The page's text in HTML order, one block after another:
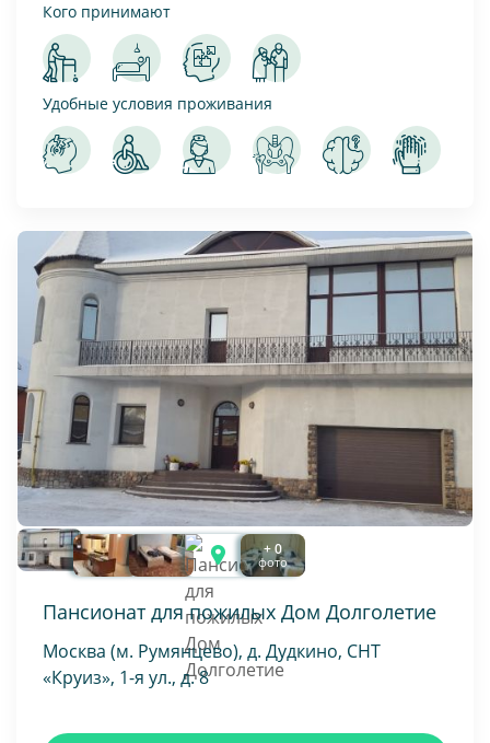
Кого принимают
Удобные условия проживания
+ 0
фото
Пансионат для пожилых Дом Долголетие
Москва (м. Румянцево), д. Дудкино, СНТ
«Круиз», 1-я ул., д. 8